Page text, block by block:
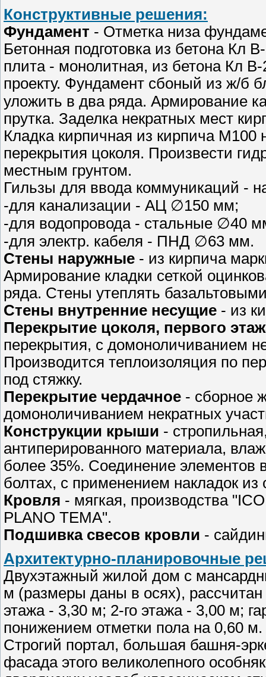
Конструктивные решения:
Фундамент - Отметка низа
Бетонная подготовка из бетона
плита - монолитная, из бетона Кл
проекту. Фундамент сбоный из ж/б
уложить в два ряда. Армирование
прутка. Заделка некратных мест
Кладка кирпичная из кирпича М100
перекрытия цоколя. Произвести
местным грунтом.
Гильзы для ввода коммуникаций -
-для канализации - АЦ ∅150 мм;
-для водопровода - стальные ∅40
-для электр. кабеля - ПНД ∅63 мм.
Стены наружные - из кирпича
Армирование кладки сеткой
ряда. Стены утеплять
Стены внутренние несущие - из
Перекрытие цоколя, первого
перекрытия, с домоноличиванием
Производится теплоизоляция по
под стяжку.
Перекрытие чердачное - сборное
домоноличиванием некратных
Конструкции крыши -
антиперированного материала,
более 35%. Соединение элементов
болтах, с применением накладок из
Кровля - мягкая, производства
PLANO TEMA".
Подшивка свесов кровли -
Архитектурно-планировочные
Двухэтажный жилой дом с
м (размеры даны в осях),
этажа - 3,30 м; 2-го этажа - 3,00 м;
понижением отметки пола на 0,60 м.
Строгий портал, большая башня­-
фасада этого великолепного